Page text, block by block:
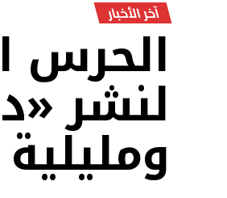
آخر الأخبار
الحرس
لنشر
ومليلية